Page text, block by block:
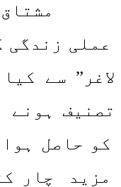
مشتاق
عملی
لاغر” سے
تصنیف ہونے
کو حاصل
مزید چار